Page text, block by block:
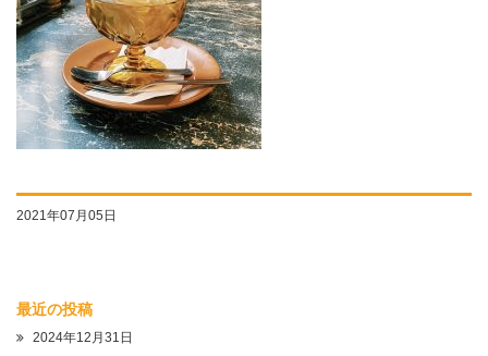
2021年07月05日
最近の投稿
2024年12月31日